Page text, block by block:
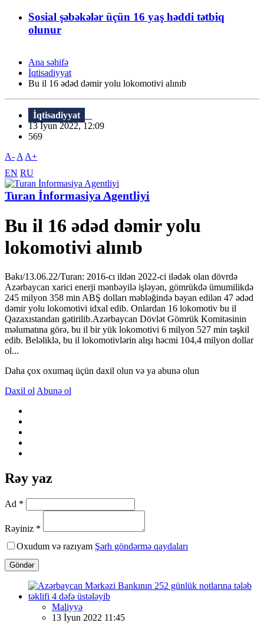
Sosial şəbəkələr üçün 16 yaş həddi tətbiq
olunur
Ana səhifə
İqtisadiyyat
Bu il 16 ədəd dəmir yolu lokomotivi alınıb
İqtisadiyyat
13 İyun 2022, 12:09
569
A- A A+
EN RU
Turan İnformasiya Agentliyi
Bu il 16 ədəd dəmir yolu
lokomotivi alınıb
Bakı/13.06.22/Turan: 2016-cı ildən 2022-ci ilədək olan dövrdə
Azərbaycan xarici enerji mənbəyilə işləyən, gömrükdə ümumilikdə
245 milyon 358 min ABŞ dolları məbləğində bəyan edilən 47 ədəd
dəmir yolu lokomotivi idxal edib. Onlardan 16 lokomotiv bu il
Qazaxıstandan gətirilib.Azərbaycan Dövlət Gömrük Komitəsinin
məlumatına görə, bu il bir yük lokomotivi 6 milyon 527 min təşkil
edib. Beləliklə, bu il lokomotivlərin alışı həcmi 104,4 milyon dollar
ol...
Daha çox oxumaq üçün daxil olun və ya abunə olun
Daxil ol Abunə ol
Rəy yaz
Ad *
Rəyiniz *
Oxudum və razıyam Şərh göndərmə qaydaları
Göndər
Maliyyə
13 İyun 2022 11:45